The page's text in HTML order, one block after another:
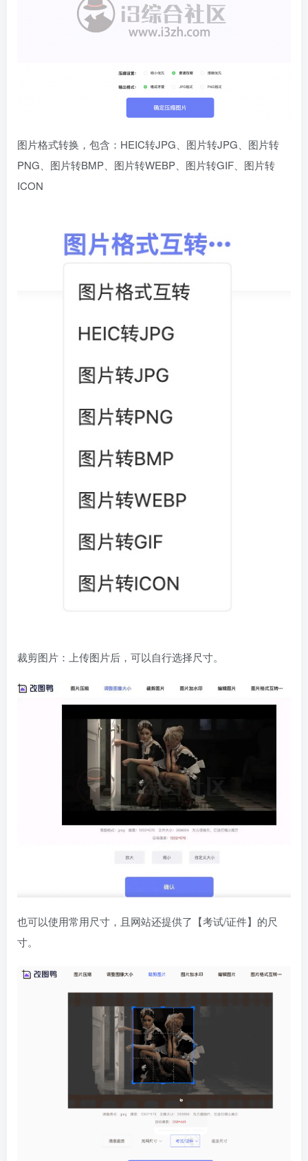
图片格式转换，包含：HEIC转JPG、图片转JPG、图片转
PNG、图片转BMP、图片转WEBP、图片转GIF、图片转
ICON
裁剪图片：上传图片后，可以自行选择尺寸。
也可以使用常用尺寸，且网站还提供了【考试/证件】的尺
寸。